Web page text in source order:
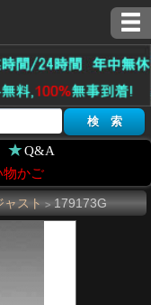
Q&A
物かご
ャスト > 179173G